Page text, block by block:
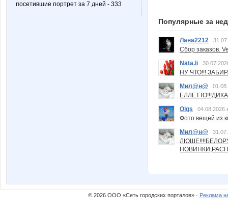
посетившие портрет за 7 дней - 333
Популярные за
Лана2212
Сбор заказов.
Nata.li
НУ ЧТО!!!
Мил@н@
Olgs
04.08.2026
Фото вещей из
Мил@н@
© 2026 ООО «Сеть городских порталов» · Реклама